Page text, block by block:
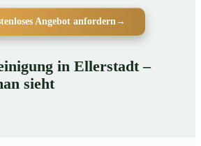
Angebot anfordern→
in Ellerstadt –
sieht